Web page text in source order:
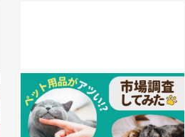
ペット用品がアツイ？！市場調査して
みた☆彡
2025.02.26 知識 / ノウハウ